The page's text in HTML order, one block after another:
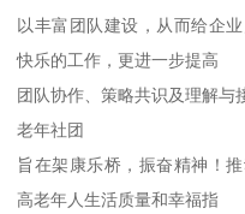
以丰富团队建设，从而给企
快乐的工作，更进一步提高
团队协作、策略共识及理解与
老年社团
旨在架康乐桥，振奋精神！
高老年人生活质量和幸福指